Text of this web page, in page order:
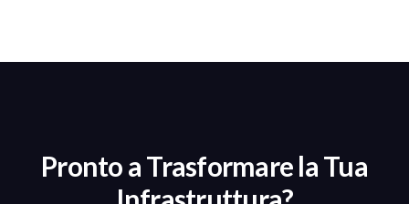
Pronto a Trasformare la Tua